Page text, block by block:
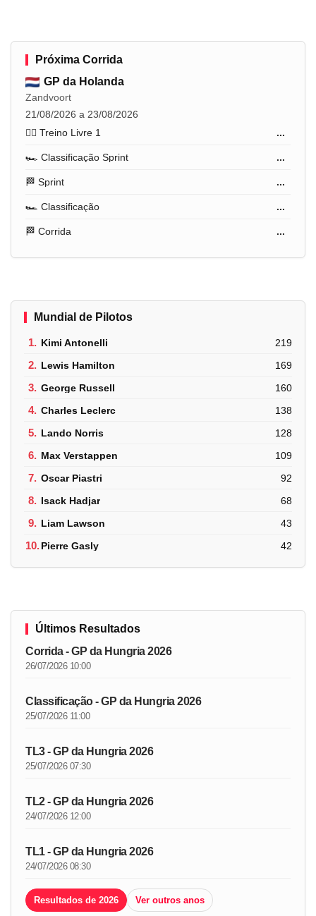
Próxima Corrida
GP da Holanda
Zandvoort
21/08/2026 a 23/08/2026
🏋️‍♂️ Treino Livre 1
...
🏎️ Classificação Sprint ...
🏁 Sprint ...
🏎️ Classificação ...
🏁 Corrida ...
Mundial de Pilotos
1. Kimi Antonelli 219
2. Lewis Hamilton 169
3. George Russell 160
4. Charles Leclerc 138
5. Lando Norris 128
6. Max Verstappen 109
7. Oscar Piastri 92
8. Isack Hadjar 68
9. Liam Lawson 43
10.Pierre Gasly 42
Últimos Resultados
Corrida - GP da Hungria 2026
26/07/2026 10:00
Classificação - GP da Hungria 2026
25/07/2026 11:00
TL3 - GP da Hungria 2026
25/07/2026 07:30
TL2 - GP da Hungria 2026
24/07/2026 12:00
TL1 - GP da Hungria 2026
24/07/2026 08:30
Resultados de 2026 Ver outros anos